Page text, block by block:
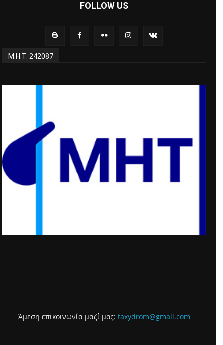
FOLLOW US
Μ.Η.Τ. 242087
Άμεση επικοινωνία μαζί μας: taxydrom@gmail.com